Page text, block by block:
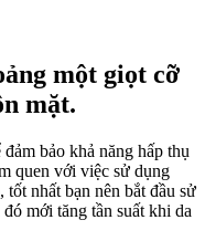
một giọt cỡ
mặt.
bảo khả năng hấp thụ
quen với việc sử dụng
nhất bạn nên bắt đầu sử
mới tăng tần suất khi da